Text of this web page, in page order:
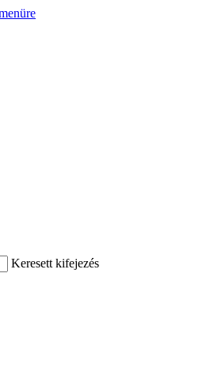
Keresett kifejezés